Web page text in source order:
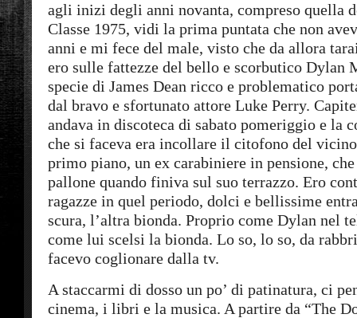
agli inizi degli anni novanta, compreso quella
Classe 1975, vidi la prima puntata che non
anni e mi fece del male, visto che da allora
ero sulle fattezze del bello e scorbutico Dylan
specie di James Dean ricco e problematico
dal bravo e sfortunato attore Luke Perry.
andava in discoteca di sabato pomeriggio e la
che si faceva era incollare il citofono del
primo piano, un ex carabiniere in pensione,
pallone quando finiva sul suo terrazzo. Ero
ragazze in quel periodo, dolci e bellissime
scura, l’altra bionda. Proprio come Dylan nel
come lui scelsi la bionda. Lo so, lo so, da
facevo coglionare dalla tv.
A staccarmi di dosso un po’ di patinatura, ci
cinema, i libri e la musica. A partire da “The